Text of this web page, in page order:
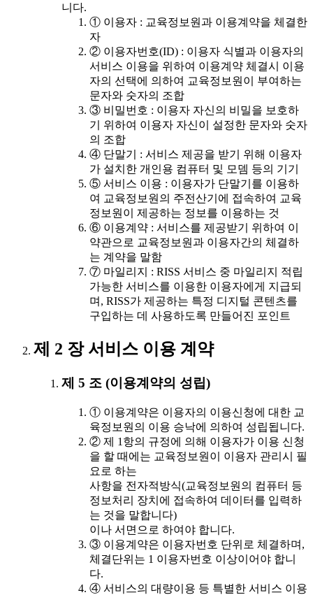
니다.
① 이용자 : 교육정보원과 이용계약을 체결한
자
② 이용자번호(ID) : 이용자 식별과 이용자의
서비스 이용을 위하여 이용계약 체결시 이용
자의 선택에 의하여 교육정보원이 부여하는
문자와 숫자의 조합
③ 비밀번호 : 이용자 자신의 비밀을 보호하
기 위하여 이용자 자신이 설정한 문자와 숫자
의 조합
④ 단말기 : 서비스 제공을 받기 위해 이용자
가 설치한 개인용 컴퓨터 및 모뎀 등의 기기
⑤ 서비스 이용 : 이용자가 단말기를 이용하
여 교육정보원의 주전산기에 접속하여 교육
정보원이 제공하는 정보를 이용하는 것
⑥ 이용계약 : 서비스를 제공받기 위하여 이
약관으로 교육정보원과 이용자간의 체결하
는 계약을 말함
⑦ 마일리지 : RISS 서비스 중 마일리지 적립
가능한 서비스를 이용한 이용자에게 지급되
며, RISS가 제공하는 특정 디지털 콘텐츠를
구입하는 데 사용하도록 만들어진 포인트
제 2 장 서비스 이용 계약
제 5 조 (이용계약의 성립)
① 이용계약은 이용자의 이용신청에 대한 교
육정보원의 이용 승낙에 의하여 성립됩니다.
② 제 1항의 규정에 의해 이용자가 이용 신청
을 할 때에는 교육정보원이 이용자 관리시 필
요로 하는
사항을 전자적방식(교육정보원의 컴퓨터 등
정보처리 장치에 접속하여 데이터를 입력하
는 것을 말합니다)
이나 서면으로 하여야 합니다.
③ 이용계약은 이용자번호 단위로 체결하며,
체결단위는 1 이용자번호 이상이어야 합니
다.
④ 서비스의 대량이용 등 특별한 서비스 이용